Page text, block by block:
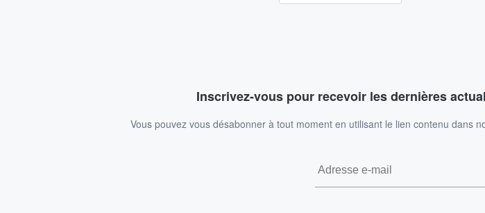
Inscrivez-vous pour recevoir les dernières
Vous pouvez vous désabonner à tout moment en utilisant le lien contenu dans